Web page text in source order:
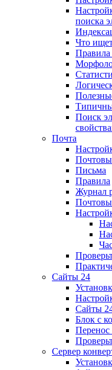
поиска
Что
Правила
Поиск
Почта
Письма
Правила
Журнал
Сайты 24
Сайты
Блок с
Перенос
Сервер